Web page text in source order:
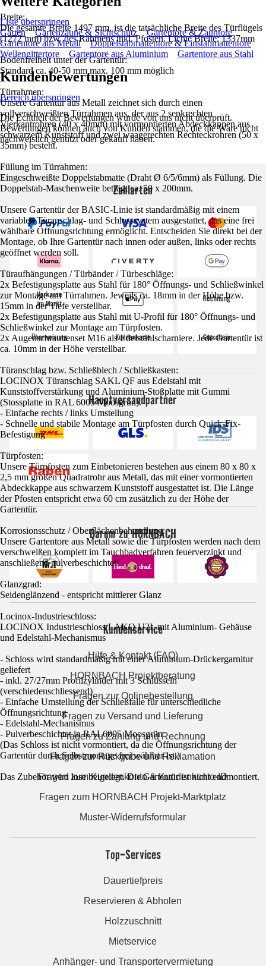
Breite:
Die gesamte Breite 1497 mm, ist die tatsächliche Breite des Türflügels
(1272 mm) bzw. des Rahmens inkl. Pfosten. Lichte Breite: 1337mm
Bodenfreiheit unter der Gartentür:
Standard ca. 40-50 mm max. 100 mm möglich
Türrahmen:
Unsere Gartentür aus Metall zeichnet sich durch einen
vollverschweißten Türrahmen aus, der aus 2 senkrechten
Vierkantrohren (40 x 40mm) mit vormontierten Abdeckkappen aus
schwarzem Kunststoff und zwei waagerechten Rechteckrohren (50 x
35mm) besteht.
Füllung im Türrahmen:
Eingeschweißte Doppelstabmatte (Draht Ø 6/5/6mm) als Füllung. Die
Doppelstab-Maschenweite beträgt ca. 50 x 200mm.
Unsere Gartentür der BASIC-Linie ist standardmäßig mit einem
variablen Türanschlag- und Schlosssystem ausgestattet, das eine frei
wählbare Öffnungsrichtung ermöglicht. Entscheiden Sie direkt bei der
Montage, ob Ihre Gartentür nach innen oder außen, links oder rechts
geöffnet werden soll.
Türaufhängungen / Türbänder / Türbeschläge:
2x Befestigungsplatte aus Stahl für 180° Öffnungs- und Schließwinkel
zur Montage am Türrahmen. Jeweils ca. 18mm in der Höhe bzw.
15mm in der Tiefe verstellbar.
2x Befestigungsplatte aus Stahl mit U-Profil für 180° Öffnungs- und
Schließwinkel zur Montage am Türpfosten.
2x Augenschraubenset M16 als Edelstahlscharniere. Jede Gartentür ist
ca. 10mm in der Höhe verstellbar.
Türanschlag bzw. Schließblech / Schließkasten:
LOCINOX Türanschlag SAKL QF aus Edelstahl mit
Kunststoffverstärkung und Aluminium-Stoßplatte mit Gummi
(Stossplatte in RAL 6005 Moosgrün).
- Einfache rechts / links Umstellung
- Schnelle und stabile Montage am Türpfosten durch Quick-Fix-
Befestigung
Türpfosten:
Unsere Türpfosten zum Einbetonieren bestehen aus einem 80 x 80 x
2,5 mm großen Quadratrohr aus Metall, das mit einer vormontierten
Abdeckkappe aus schwarzem Kunststoff ausgestattet ist. Die Länge
der Pfosten entspricht etwa 60 cm zusätzlich zu der Höhe der
Gartentür.
Korrosionsschutz / Oberflächenbehandlung:
Unsere Gartentore aus Metall sowie die Türpfosten werden nach dem
verschweißen komplett im Tauchbadverfahren feuerverzinkt und
anschließend pulverbeschichtet!
Glanzgrad:
Seidenglänzend - entspricht mittlerer Glanz
Locinox-Industrieschloss:
LOCINOX Industrieschloss LAKQ U2L mit Aluminium- Gehäuse
und Edelstahl-Mechanismus
- Schloss wird standardmäßig mit einer Aluminium-Drückergarnitur
geliefert
- inkl. 27/27mm Profilzylinder mit 3 Schlüsseln
(verschiedenschliessend)
- Einfache Umstellung der Schließfalle für unterschiedliche
Öffnungsrichtung
- Edelstahl-Mechanismus
- Pulverbeschichtet in RAL6005 Moosgrün
(Das Schloss ist nicht vormontiert, da die Öffnungsrichtung der
Gartentür durch Selbstmontage frei wählbar ist.)
Das Zubehör wird lose beigelegt. Die Gartentür ist nicht endmontiert.
Liste überspringen
Garten
Gartenzäune & Sichtschutz
Gartentore & Zauntore
Gartentore aus Metall
Doppelstabmattentore & Einstabmattentore
Wellengittertore
Gartentore aus Aluminium Gartentore aus Stahl
Kundenbewertungen
Bereich überspringen
Die Echtheit der Bewertungen wurde von uns nicht überprüft.
Bewertungen können auch von Kunden stammen, die die Ware nicht
nachweislich genutzt oder gekauft haben.
Zahlarten
Hauptversandpartner
Darum zu HORNBACH
Kundenservice
Hilfe & Kontakt (FAQ)
HORNBACH Projektberatung
Fragen zur Onlinebestellung
Fragen zu Versand und Lieferung
Fragen zu Zahlung und Rechnung
Fragen zur Rückgabe und Reklamation
Fragen zum Kundenkonto & Kundenkonto-ID
Fragen zum HORNBACH Projekt-Marktplatz
Muster-Widerrufsformular
Top-Services
Dauertiefpreis
Reservieren & Abholen
Holzzuschnitt
Mietservice
Anhänger- und Transportervermietung